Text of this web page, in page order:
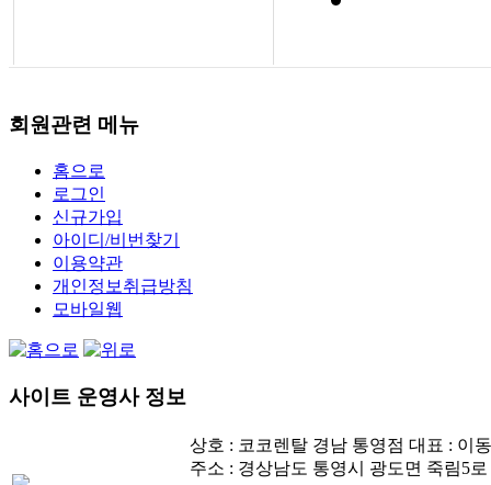
회원관련 메뉴
홈으로
로그인
신규가입
아이디/비번찾기
이용약관
개인정보취급방침
모바일웹
사이트 운영사 정보
상호 : 코코렌탈 경남 통영점 대표 : 이
주소 : 경상남도 통영시 광도면 죽림5